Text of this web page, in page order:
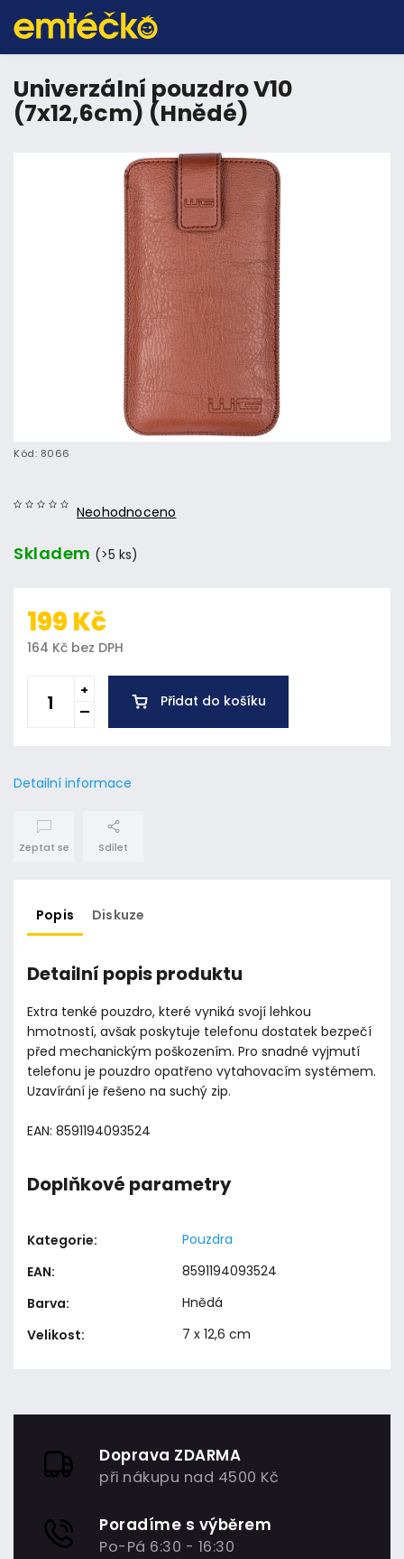
Univerzální pouzdro V10
(7x12,6cm) (Hnědé)
Kód: 8066
Neohodnoceno
Skladem (>5 ks)
199 Kč
164 Kč bez DPH
Přidat do košíku
Detailní informace
Zeptat se Sdílet
Popis Diskuze
Detailní popis produktu
Extra tenké pouzdro, které vyniká svojí lehkou
hmotností, avšak poskytuje telefonu dostatek bezpečí
před mechanickým poškozením. Pro snadné vyjmutí
telefonu je pouzdro opatřeno vytahovacím systémem.
Uzavírání je řešeno na suchý zip.
EAN: 8591194093524
Doplňkové parametry
Kategorie:
Pouzdra
EAN:
8591194093524
Barva:
Hnědá
Velikost: 7 x 12,6 cm
Doprava ZDARMA
při nákupu nad 4500 Kč
Poradíme s výběrem
Po-Pá 6:30 - 16:30